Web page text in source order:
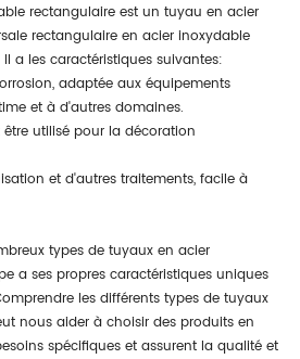
rectangulaire est un tuyau en acier
rectangulaire en acier inoxydable
a les caractéristiques suivantes:
adaptée aux équipements
et à d'autres domaines.
utilisé pour la décoration
et d'autres traitements, facile à
types de tuyaux en acier
a ses propres caractéristiques uniques
les différents types de tuyaux
nous aider à choisir des produits en
spécifiques et assurent la qualité et